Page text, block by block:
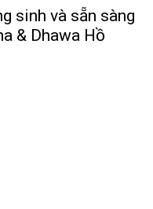
sinh và sẵn sàng
& Dhawa Hồ